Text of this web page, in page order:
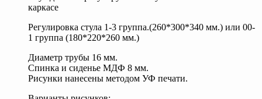
каркасе
Регулировка стула 1-3 группа.(260*300*340 мм.) или 00-
1 группа (180*220*260 мм.)
Диаметр трубы 16 мм.
Спинка и сиденье МДФ 8 мм.
Рисунки нанесены методом УФ печати.